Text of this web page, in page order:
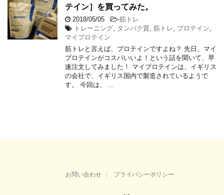
テイン］を買ってみた。
2018/05/05 -筋トレ
トレーニング
タンパク質 筋トレ プロテイン
マイプロテイン
筋トレと言えば、プロテインですよね？ 先日、マイ
プロテインがコスパいいよ！という話を聞いて、早
速注文してみました！ マイプロテインは、イギリス
の会社で、イギリス国内で製造されているようで
す。 今回は、 …
お問い合わせ プライバシーポリシー